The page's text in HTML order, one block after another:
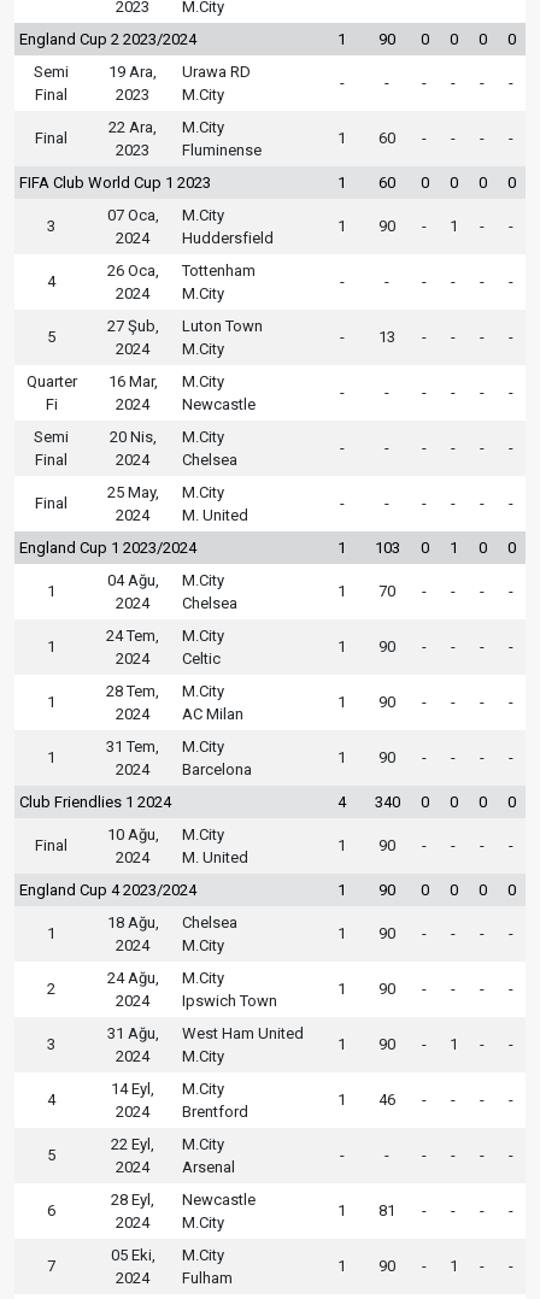
2023 M.City
England Cup 2 2023/2024 1 90 0 0 0
0
Semi
Final
19 Ara,
2023
Urawa RD
M.City
- - - - - -
Final
22 Ara,
2023
M.City
Fluminense
1 60 - - - -
FIFA Club World Cup 1 2023 1 60 0 0 0 0
3
07 Oca,
2024
M.City
Huddersfield
1 90 - 1 - -
4
26 Oca,
2024
Tottenham
M.City
- - - - - -
5
27 Şub,
2024
Luton Town
M.City
- 13 - - - -
Quarter
Fi
16 Mar,
2024
M.City
Newcastle
- - - - - -
Semi
Final
20 Nis,
2024
M.City
Chelsea
- - - - - -
Final
25 May,
2024
M.City
M. United
- - - - - -
England Cup 1 2023/2024 1 103 0 1 0 0
1
04 Ağu,
2024
M.City
Chelsea
1 70 - - - -
1
24 Tem,
2024
M.City
Celtic
1 90 - - - -
1
28 Tem,
2024
M.City
AC Milan
1 90 - - - -
1
31 Tem,
2024
M.City
Barcelona
1 90 - - - -
Club Friendlies 1 2024 4 340 0 0 0 0
Final
10 Ağu,
2024
M.City
M. United
1 90 - - - -
England Cup 4 2023/2024 1 90 0 0 0 0
1
18 Ağu,
2024
Chelsea
M.City
1 90 - - - -
2
24 Ağu,
2024
M.City
Ipswich Town
1 90 - - - -
3
31 Ağu,
2024
West Ham United
M.City
1 90 - 1 - -
4
14 Eyl,
2024
M.City
Brentford
1 46 - - - -
5
22 Eyl,
2024
M.City
Arsenal
- - - - - -
6
28 Eyl,
2024
Newcastle
M.City
1 81 - - - -
7
05 Eki,
2024
M.City
Fulham
1 90 - 1 - -